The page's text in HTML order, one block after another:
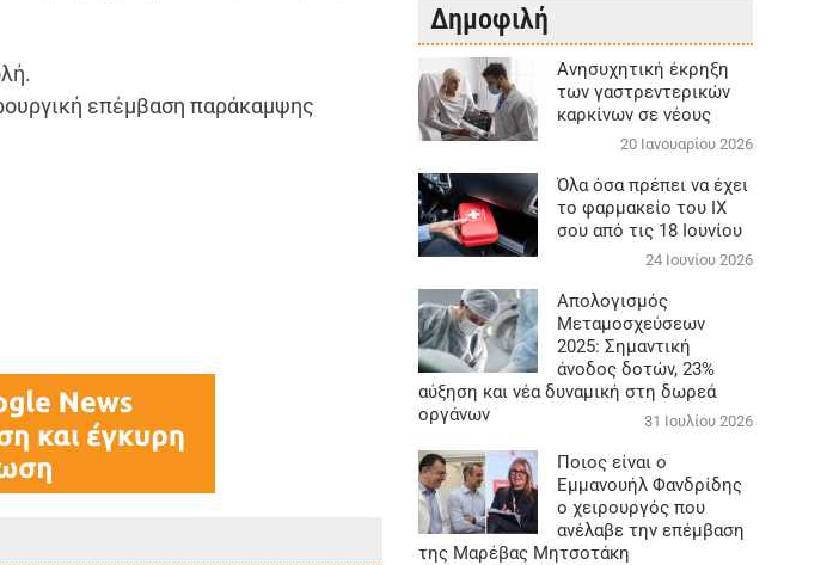
επέμβαση παράκαμψης
Δημοφιλή
Aνησυχητική έκρηξη
των γαστρεντερικών
καρκίνων σε νέους
20 Ιανουαρίου 2026
Όλα όσα πρέπει να έχει
το φαρμακείο του ΙΧ
σου από τις 18 Ιουνίου
24 Ιουνίου 2026
Απολογισμός
Μεταμοσχεύσεων
2025: Σημαντική
άνοδος δοτών, 23%
αύξηση και νέα δυναμική στη δωρεά
οργάνων
31 Ιουλίου 2026
Ποιος είναι ο
Εμμανουήλ Φανδρίδης
ο χειρουργός που
ανέλαβε την επέμβαση
της Μαρέβας Μητσοτάκη